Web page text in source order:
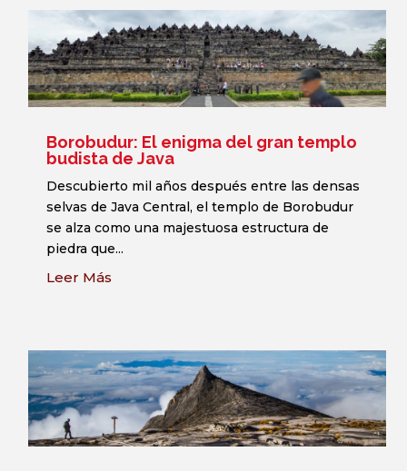
Borobudur: El enigma del gran templo
budista de Java
Descubierto mil años después entre las densas
selvas de Java Central, el templo de Borobudur
se alza como una majestuosa estructura de
piedra que...
Leer Más